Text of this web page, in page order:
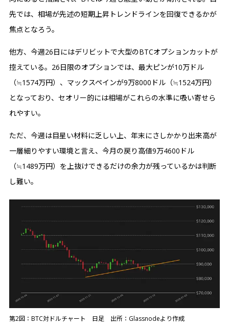
先では、相場が先述の短期上昇トレンドラインを回復できるかが
焦点となろう。
他方、今週26日にはデリビットで大型のBTCオプションカットが
控えている。26日限のオプションでは、最大ピンが10万ドル
（≒1574万円）、マックスペインが9万8000ドル（≒1524万円）
となっており、セオリー的には相場がこれらの水準に吸い寄せら
れやすい。
ただ、今週は目星い材料に乏しい上、年末にさしかかり出来高が
一層細りやすい環境と言え、今月の戻り高値9万4600ドル
（≒1489万円）を上抜けできるだけの余力が残っているかは判断
し難い。
第2図：BTC対ドルチャート 日足 出所：Glassnodeより作成